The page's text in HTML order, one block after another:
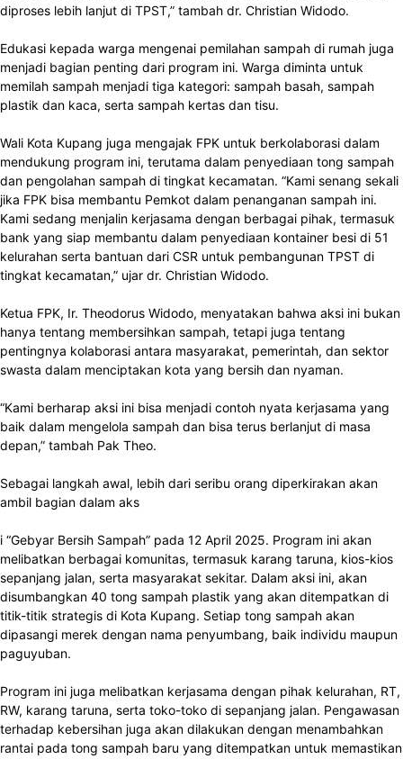
diproses lebih lanjut di TPST,” tambah dr. Christian Widodo.
Edukasi kepada warga mengenai pemilahan sampah di rumah juga
menjadi bagian penting dari program ini. Warga diminta untuk
memilah sampah menjadi tiga kategori: sampah basah, sampah
plastik dan kaca, serta sampah kertas dan tisu.
Wali Kota Kupang juga mengajak FPK untuk berkolaborasi dalam
mendukung program ini, terutama dalam penyediaan tong sampah
dan pengolahan sampah di tingkat kecamatan. “Kami senang sekali
jika FPK bisa membantu Pemkot dalam penanganan sampah ini.
Kami sedang menjalin kerjasama dengan berbagai pihak, termasuk
bank yang siap membantu dalam penyediaan kontainer besi di 51
kelurahan serta bantuan dari CSR untuk pembangunan TPST di
tingkat kecamatan,” ujar dr. Christian Widodo.
Ketua FPK, Ir. Theodorus Widodo, menyatakan bahwa aksi ini bukan
hanya tentang membersihkan sampah, tetapi juga tentang
pentingnya kolaborasi antara masyarakat, pemerintah, dan sektor
swasta dalam menciptakan kota yang bersih dan nyaman.
“Kami berharap aksi ini bisa menjadi contoh nyata kerjasama yang
baik dalam mengelola sampah dan bisa terus berlanjut di masa
depan,” tambah Pak Theo.
Sebagai langkah awal, lebih dari seribu orang diperkirakan akan
ambil bagian dalam aks
i “Gebyar Bersih Sampah” pada 12 April 2025. Program ini akan
melibatkan berbagai komunitas, termasuk karang taruna, kios-kios
sepanjang jalan, serta masyarakat sekitar. Dalam aksi ini, akan
disumbangkan 40 tong sampah plastik yang akan ditempatkan di
titik-titik strategis di Kota Kupang. Setiap tong sampah akan
dipasangi merek dengan nama penyumbang, baik individu maupun
paguyuban.
Program ini juga melibatkan kerjasama dengan pihak kelurahan, RT,
RW, karang taruna, serta toko-toko di sepanjang jalan. Pengawasan
terhadap kebersihan juga akan dilakukan dengan menambahkan
rantai pada tong sampah baru yang ditempatkan untuk memastikan